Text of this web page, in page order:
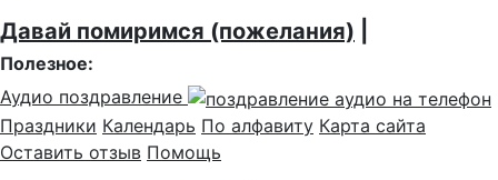
Давай помиримся (пожелания)
Полезное:
Аудио поздравление
Праздники Календарь По алфавиту Карта сайта
Оставить отзыв Помощь